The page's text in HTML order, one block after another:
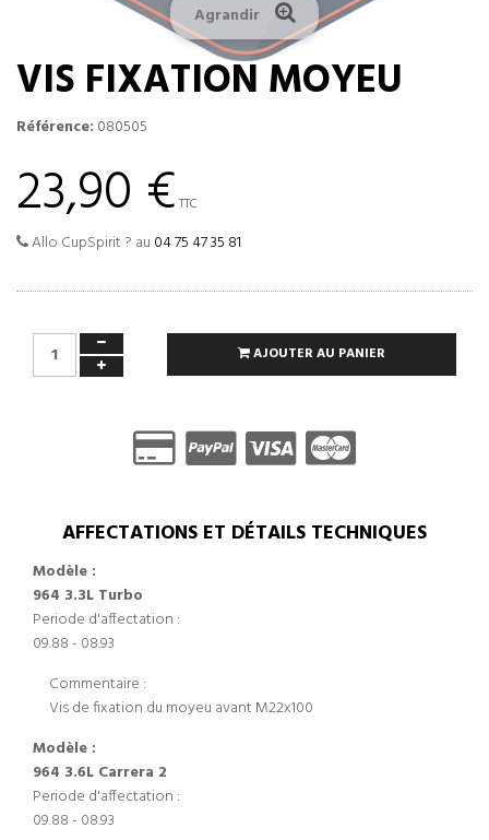
Agrandir
VIS FIXATION MOYEU
Référence: 080505
23,90 € TTC
Allo CupSpirit ? au 04 75 47 35 81
AJOUTER AU PANIER
AFFECTATIONS ET DÉTAILS TECHNIQUES
Modèle :
964 3.3L Turbo
Periode d'affectation :
09.88 - 08.93
Commentaire :
Vis de fixation du moyeu avant M22x100
Modèle :
964 3.6L Carrera 2
Periode d'affectation :
09.88 - 08.93